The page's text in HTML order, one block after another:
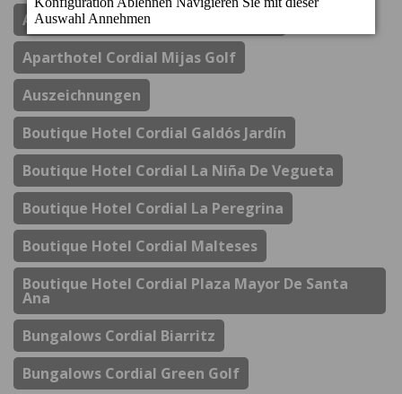
Apartamentos Cordial Mogan Valle
Aparthotel Cordial Mijas Golf
Auszeichnungen
Boutique Hotel Cordial Galdós Jardín
Boutique Hotel Cordial La Niña De Vegueta
Boutique Hotel Cordial La Peregrina
Boutique Hotel Cordial Malteses
Boutique Hotel Cordial Plaza Mayor De Santa
Ana
Bungalows Cordial Biarritz
Bungalows Cordial Green Golf